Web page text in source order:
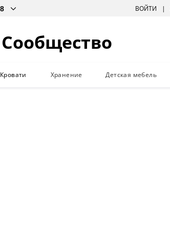
ВОЙТИ
Сообщество
Кровати Хранение Детская мебель